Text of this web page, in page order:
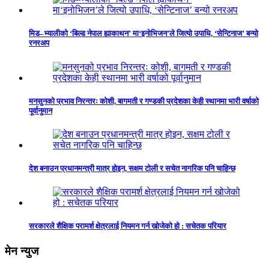
मिड–भ्यालीको ‘बिल्ड नेपाल ह्याकाथन’ मा‘इनोभिजन’ले जित्यो उपाधि, ‘सेन्टिनाज’ बन्यो
रनरअप
मनसुनको प्रभाव निरन्तरः कोशी, बागमती र गण्डकी प्रदेशका केही स्थानमा भारी वर्षाको
पूर्वानुमान
देश बनाउन प्रधानमन्त्री मात्र होइन, सक्षम टोली र सचेत नागरिक पनि चाहिन्छ
सरकारले शैक्षिक परामर्श क्षेत्रलाई नियमन गर्न खोजेको हो : सचेतक परियार
मेन न्युज